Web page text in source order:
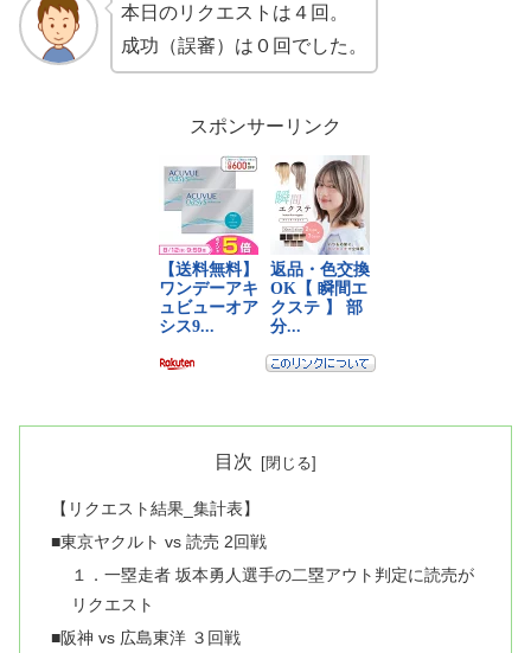
本日のリクエストは４回。
成功（誤審）は０回でした。
スポンサーリンク
目次
【リクエスト結果_集計表】
■東京ヤクルト vs 読売 2回戦
１．一塁走者 坂本勇人選手の二塁アウト判定に読売が
リクエスト
■阪神 vs 広島東洋 ３回戦